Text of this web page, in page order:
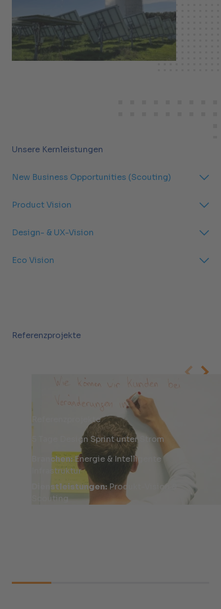
Unsere Kernleistungen
New Business Opportunities (Scouting)
Product Vision
Design- & UX-Vision
Eco Vision
Referenzprojekte
Referenzprojekte
5 Tage Design Sprint unter Strom
Branchen: Energie & Intelligente
Infrastruktur
Dienstleistungen:Produkt-Vision &
Scouting